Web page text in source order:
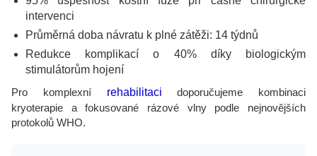
intervenci
Průměrná doba návratu k plné zátěži: 14 týdnů
Redukce komplikací o 40% díky biologickým
stimulátorům hojení
Pro komplexní rehabilitaci doporučujeme kombinaci
kryoterapie a fokusované rázové vlny podle nejnovějších
protokolů WHO.